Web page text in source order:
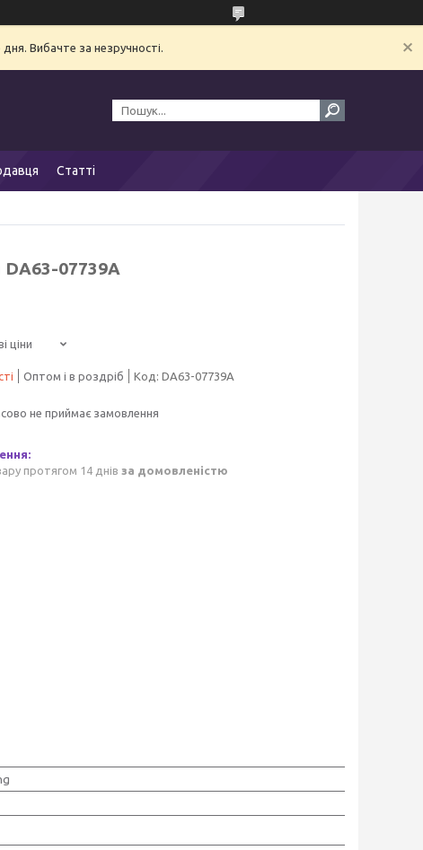
Вибачте за незручності.
Статті
DA63-07739A
ціни
Оптом і в роздріб Код: DA63-07739A
не приймає замовлення
протягом 14 днів за домовленістю